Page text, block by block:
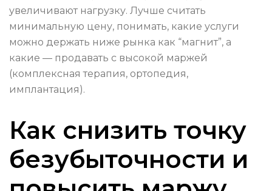
увеличивают нагрузку. Лучше считать
минимальную цену, понимать, какие услуги
можно держать ниже рынка как “магнит”, а
какие — продавать с высокой маржей
(комплексная терапия, ортопедия,
имплантация).
Как снизить точку
безубыточности и